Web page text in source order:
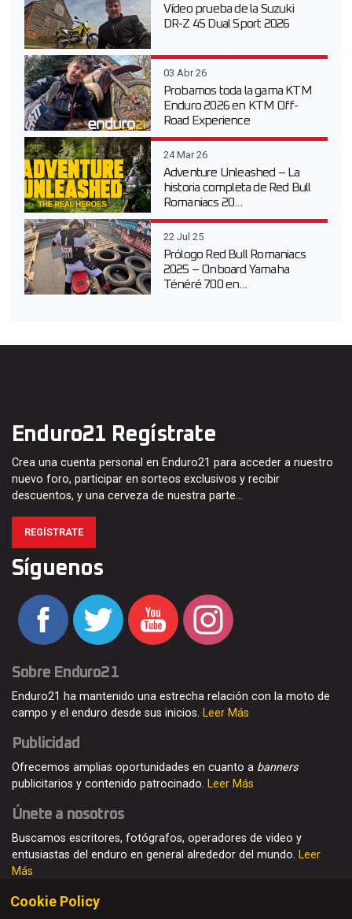
Vídeo prueba de la Suzuki
DR-Z 4S Dual Sport 2026
03 Abr 26
Probamos toda la gama KTM
Enduro 2026 en KTM Off-
Road Experience
24 Mar 26
Adventure Unleashed – La
historia completa de Red Bull
Romaniacs 20...
22 Jul 25
Prólogo Red Bull Romaniacs
2025 – Onboard Yamaha
Ténéré 700 en...
Enduro21 Regístrate
Crea una cuenta personal en Enduro21 para acceder a nuestro
nuevo foro, participar en sorteos exclusivos y recibir
descuentos, y una cerveza de nuestra parte…
REGÍSTRATE
Síguenos
Sobre Enduro21
Enduro21 ha mantenido una estrecha relación con la moto de
campo y el enduro desde sus inicios. Leer Más
Publicidad
Ofrecemos amplias oportunidades en cuanto a banners
publicitarios y contenido patrocinado. Leer Más
Únete a nosotros
Buscamos escritores, fotógrafos, operadores de video y
entusiastas del enduro en general alrededor del mundo. Leer
Más
Cookie Policy